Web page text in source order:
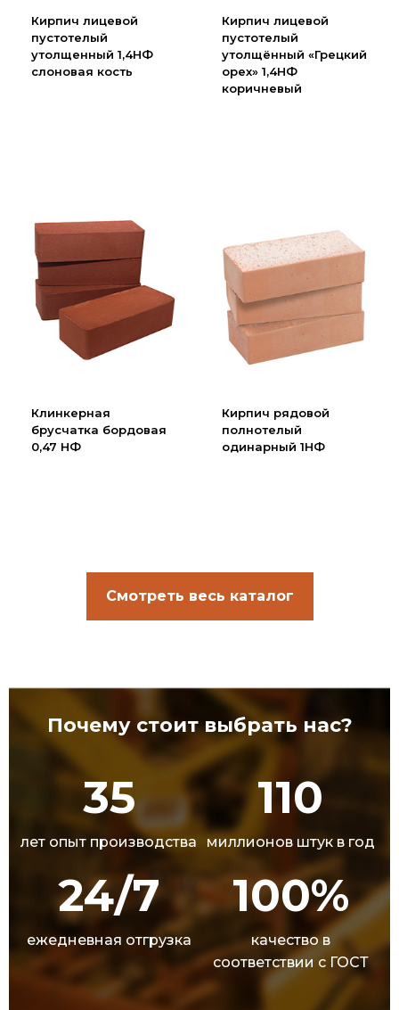
Личный кабинет
Корзина
Кирпич лицевой
пустотелый
утолщенный 1,4НФ
слоновая кость
Кирпич лицевой
пустотелый
утолщённый «Грецкий
орех» 1,4НФ
коричневый
Клинкерная
брусчатка бордовая
0,47 НФ
Кирпич рядовой
полнотелый
одинарный 1НФ
Смотреть весь каталог
Почему стоит выбрать нас?
35
лет опыт производства
110
миллионов штук в год
24/7
ежедневная отгрузка
100%
качество в
соответствии с ГОСТ